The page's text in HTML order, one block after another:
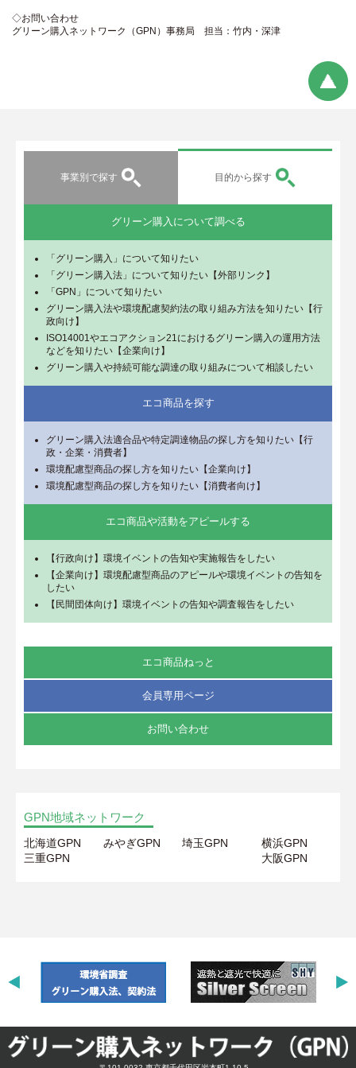
◇お問い合わせ
グリーン購入ネットワーク（GPN）事務局 担当：竹内・深津
事業別で探す 目的から探す
グリーン購入について調べる
「グリーン購入」について知りたい
「グリーン購入法」について知りたい【外部リンク】
「GPN」について知りたい
グリーン購入法や環境配慮契約法の取り組み方法を知りたい【行
政向け】
ISO14001やエコアクション21におけるグリーン購入の運用方法
などを知りたい【企業向け】
グリーン購入や持続可能な調達の取り組みについて相談したい
エコ商品を探す
グリーン購入法適合品や特定調達物品の探し方を知りたい【行
政・企業・消費者】
環境配慮型商品の探し方を知りたい【企業向け】
環境配慮型商品の探し方を知りたい【消費者向け】
エコ商品や活動をアピールする
【行政向け】環境イベントの告知や実施報告をしたい
【企業向け】環境配慮型商品のアピールや環境イベントの告知を
したい
【民間団体向け】環境イベントの告知や調査報告をしたい
エコ商品ねっと
会員専用ページ
お問い合わせ
GPN地域ネットワーク
北海道GPN みやぎGPN 埼玉GPN
横浜GPN
三重GPN
大阪GPN